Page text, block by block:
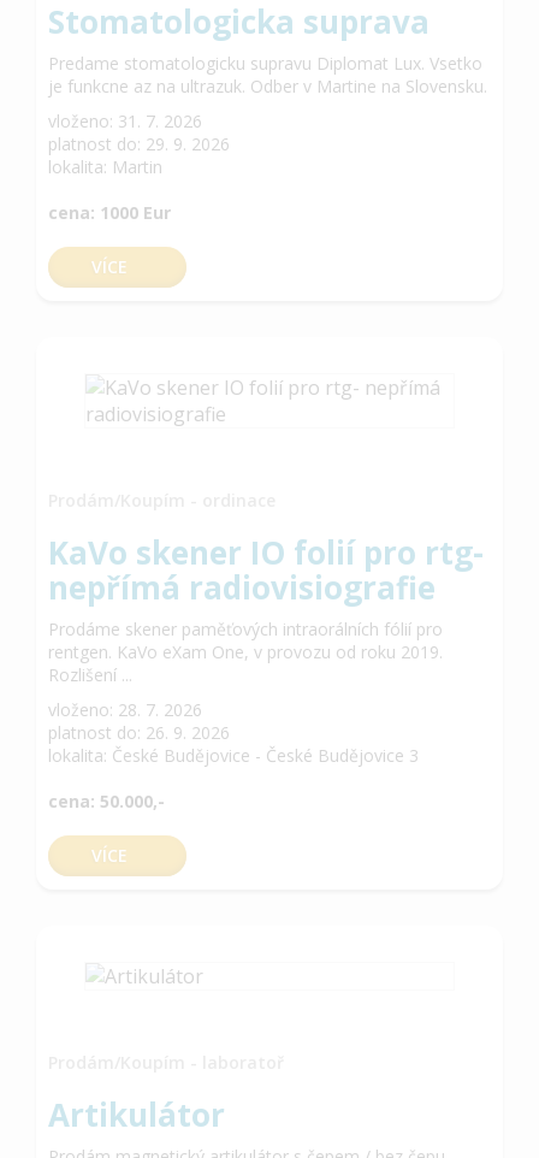
Stomatologicka suprava
Predame stomatologicku supravu Diplomat Lux. Vsetko
je funkcne az na ultrazuk. Odber v Martine na Slovensku.
vloženo: 31. 7. 2026
platnost do: 29. 9. 2026
lokalita: Martin
cena: 1000 Eur
VÍCE
KaVo skener IO folií pro rtg-
nepřímá radiovisiografie
Prodáme skener paměťových intraorálních fólií pro
rentgen. KaVo eXam One, v provozu od roku 2019.
Rozlišení ...
vloženo: 28. 7. 2026
platnost do: 26. 9. 2026
lokalita: České Budějovice - České Budějovice 3
cena: 50.000,-
VÍCE
Artikulátor